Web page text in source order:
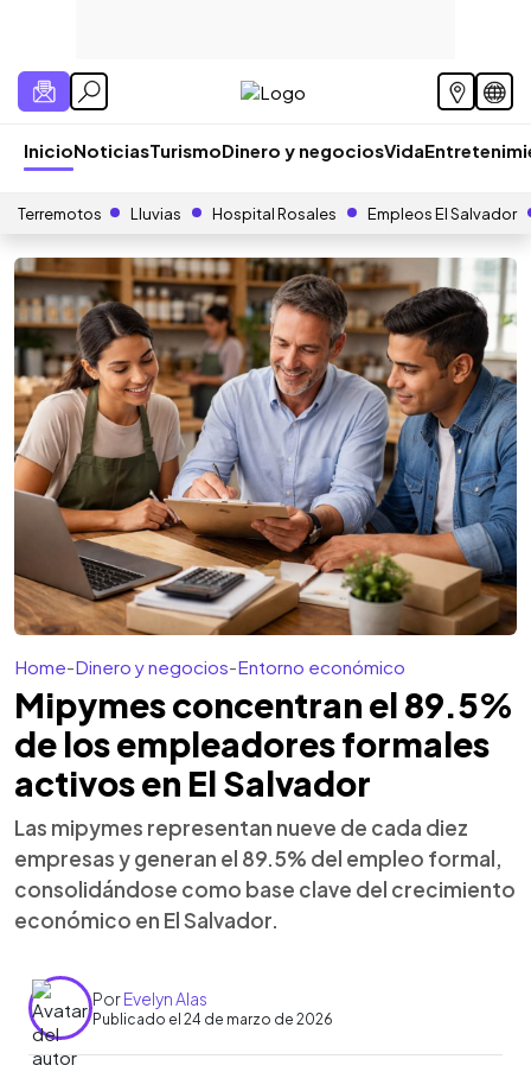
InicioNoticiasTurismoDinero y negociosVida
Terremotos Lluvias Hospital Rosales Empleos El Salvador
Home-Dinero y negocios-Entorno económico
Mipymes concentran el 89.5%
de los empleadores formales
activos en El Salvador
Las mipymes representan nueve de cada diez
empresas y generan el 89.5% del empleo formal,
consolidándose como base clave del crecimiento
económico en El Salvador.
PorEvelyn Alas
Publicado el 24 de marzo de 2026